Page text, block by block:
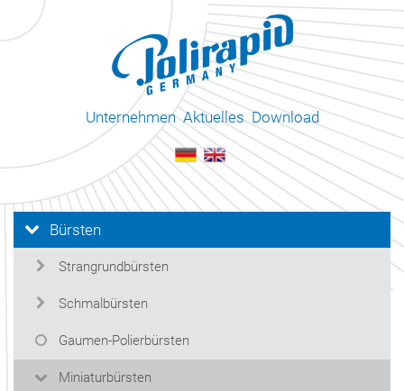
Unternehmen Aktuelles Download
Bürsten
Strangrundbürsten
Schmalbürsten
Gaumen-Polierbürsten
Miniaturbürsten